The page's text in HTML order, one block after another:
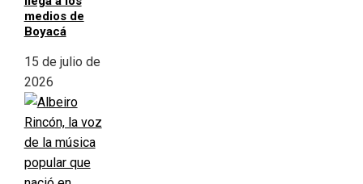
medios de
Boyacá
15 de julio de
2026